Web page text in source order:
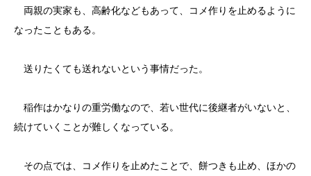
両親の実家も、高齢化などもあって、コメ作りを止めるように
なったこともある。
送りたくても送れないという事情だった。
稲作はかなりの重労働なので、若い世代に後継者がいないと、
続けていくことが難しくなっている。
その点では、コメ作りを止めたことで、餅つきも止め、ほかの